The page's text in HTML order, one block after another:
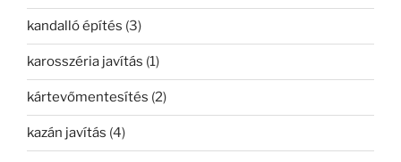
kandalló építés (3)
karosszéria javítás (1)
kártevőmentesítés (2)
kazán javítás (4)